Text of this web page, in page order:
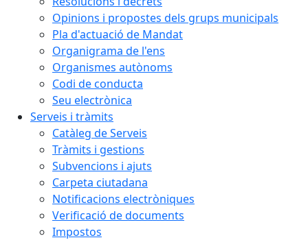
Opinions i propostes dels grups municipals
Pla d'actuació de Mandat
Organigrama de l'ens
Organismes autònoms
Codi de conducta
Seu electrònica
Serveis i tràmits
Catàleg de Serveis
Tràmits i gestions
Subvencions i ajuts
Carpeta ciutadana
Notificacions electròniques
Verificació de documents
Impostos